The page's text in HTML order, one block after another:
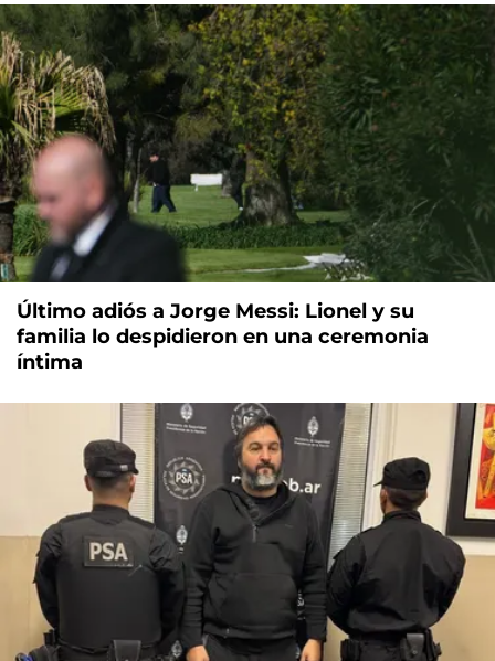
Último adiós a Jorge Messi: Lionel y su
familia lo despidieron en una ceremonia
íntima